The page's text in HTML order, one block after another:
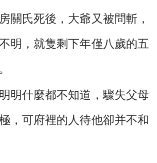
氏死後，大爺又被問斬，
明，就隻剩下年僅八歲的五
什麼都不知道，驟失父母
，可府裡的人待他卻并不和